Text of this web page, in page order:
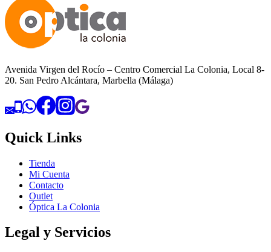
Avenida Virgen del Rocío – Centro Comercial La Colonia, Local 8-
20. San Pedro Alcántara, Marbella (Málaga)
Quick Links
Tienda
Mi Cuenta
Contacto
Outlet
Óptica La Colonia
Legal y Servicios